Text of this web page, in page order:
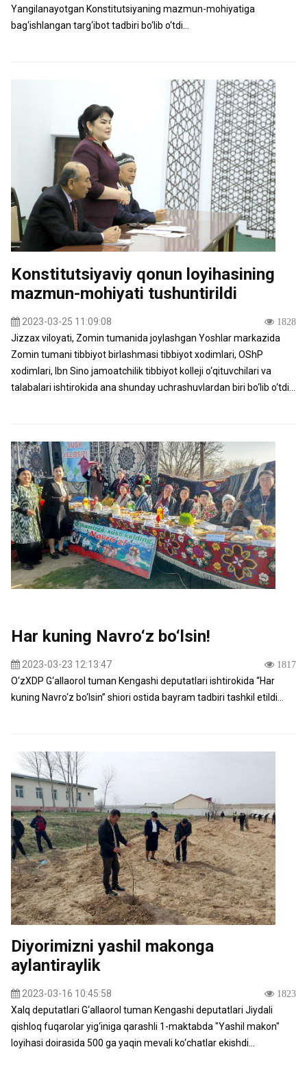
Yangilanayotgan Konstitutsiyaning mazmun-mohiyatiga
bag‘ishlangan targ‘ibot tadbiri bo‘lib o‘tdi...
Konstitutsiyaviy qonun loyihasining
mazmun-mohiyati tushuntirildi
2023-03-25 11:09:08 1828
Jizzax viloyati, Zomin tumanida joylashgan Yoshlar markazida
Zomin tumani tibbiyot birlashmasi tibbiyot xodimlari, OShP
xodimlari, Ibn Sino jamoatchilik tibbiyot kolleji o‘qituvchilari va
talabalari ishtirokida ana shunday uchrashuvlardan biri bo‘lib o‘tdi...
Har kuning Navro‘z bo‘lsin!
2023-03-23 12:13:47 1817
O‘zXDP G‘allaorol tuman Kengashi deputatlari ishtirokida “Har
kuning Navro‘z bo‘lsin” shiori ostida bayram tadbiri tashkil etildi...
Diyorimizni yashil makonga
aylantiraylik
2023-03-16 10:45:58 1823
Xalq deputatlari G‘allaorol tuman Kengashi deputatlari Jiydali
qishloq fuqarolar yig‘iniga qarashli 1-maktabda "Yashil makon"
loyihasi doirasida 500 ga yaqin mevali ko‘chatlar ekishdi...